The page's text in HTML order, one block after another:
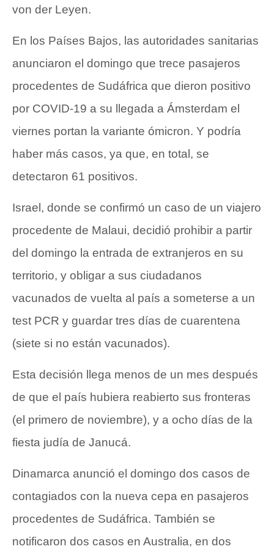
von der Leyen.
En los Países Bajos, las autoridades sanitarias
anunciaron el domingo que trece pasajeros
procedentes de Sudáfrica que dieron positivo
por COVID-19 a su llegada a Ámsterdam el
viernes portan la variante ómicron. Y podría
haber más casos, ya que, en total, se
detectaron 61 positivos.
Israel, donde se confirmó un caso de un viajero
procedente de Malaui, decidió prohibir a partir
del domingo la entrada de extranjeros en su
territorio, y obligar a sus ciudadanos
vacunados de vuelta al país a someterse a un
test PCR y guardar tres días de cuarentena
(siete si no están vacunados).
Esta decisión llega menos de un mes después
de que el país hubiera reabierto sus fronteras
(el primero de noviembre), y a ocho días de la
fiesta judía de Janucá.
Dinamarca anunció el domingo dos casos de
contagiados con la nueva cepa en pasajeros
procedentes de Sudáfrica. También se
notificaron dos casos en Australia, en dos